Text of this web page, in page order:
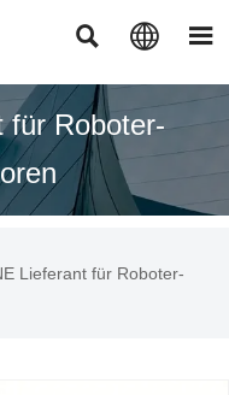
  
für Roboter-
Lieferant für Roboter-